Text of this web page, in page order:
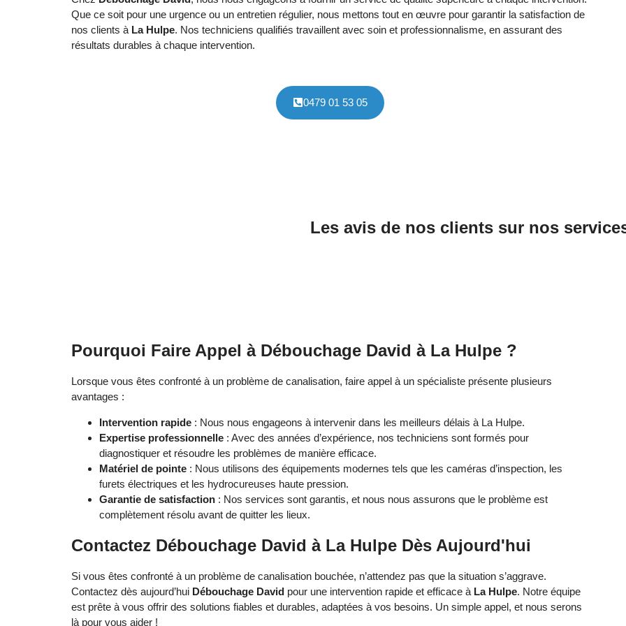
Que ce soit pour une urgence ou un entretien régulier, nous mettons tout en œuvre pour garantir la satisfaction de
nos clients à La Hulpe. Nos techniciens qualifiés travaillent avec soin et professionnalisme, en assurant des
résultats durables à chaque intervention.
0479 01 53 05
Les avis de nos clients sur nos
Pourquoi Faire Appel à Débouchage David à La Hulpe ?
Lorsque vous êtes confronté à un problème de canalisation, faire appel à un spécialiste présente plusieurs
avantages :
Intervention rapide : Nous nous engageons à intervenir dans les meilleurs délais à La Hulpe.
Expertise professionnelle : Avec des années d’expérience, nos techniciens sont formés pour
diagnostiquer et résoudre les problèmes de manière efficace.
Matériel de pointe : Nous utilisons des équipements modernes tels que les caméras d’inspection, les
furets électriques et les hydrocureuses haute pression.
Garantie de satisfaction : Nos services sont garantis, et nous nous assurons que le problème est
complètement résolu avant de quitter les lieux.
Contactez Débouchage David à La Hulpe Dès Aujourd'hui
Si vous êtes confronté à un problème de canalisation bouchée, n’attendez pas que la situation s’aggrave.
Contactez dès aujourd’hui Débouchage David pour une intervention rapide et efficace à La Hulpe. Notre équipe
est prête à vous offrir des solutions fiables et durables, adaptées à vos besoins. Un simple appel, et nous serons
là pour vous aider !